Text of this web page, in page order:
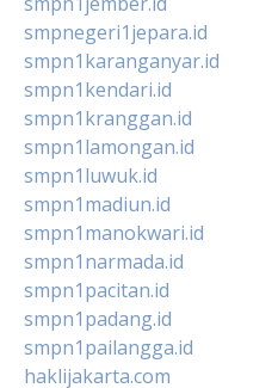
smpnegeri1jepara.id
smpn1karanganyar.id
smpn1kendari.id
smpn1kranggan.id
smpn1lamongan.id
smpn1luwuk.id
smpn1madiun.id
smpn1manokwari.id
smpn1narmada.id
smpn1pacitan.id
smpn1padang.id
smpn1pailangga.id
haklijakarta.com